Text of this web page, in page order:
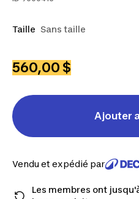
Taille Sans taille
560,00 $
Ajouter
Vendu et expédié par
Les membres ont